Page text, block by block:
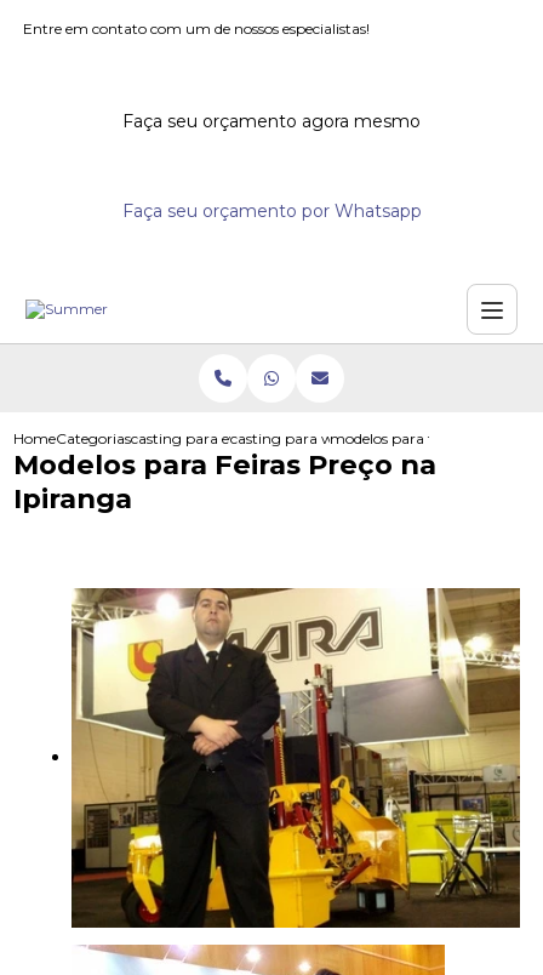
Entre em contato com um de nossos especialistas!
Faça seu orçamento agora mesmo
Faça seu orçamento por Whatsapp
HomeCategoriascasting para eventoscasting para workshopsmodelos para feiras preco na
Modelos para Feiras Preço na
Ipiranga